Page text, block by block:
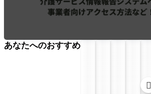
あなたへのおすすめ
